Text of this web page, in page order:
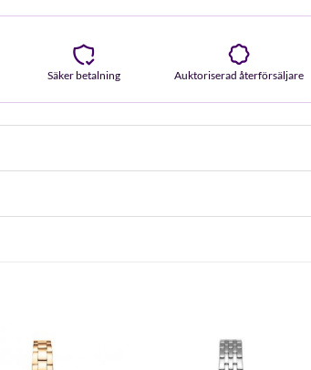
Säker betalning Auktoriserad återförsäljare